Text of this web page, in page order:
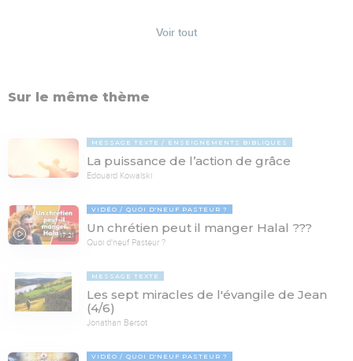
Voir tout
Sur le même thème
MESSAGE TEXTE ENSEIGNEMENTS BIBLIQUES
La puissance de l’action de grâce
Edouard Kowalski
17:21
VIDÉO QUOI D'NEUF PASTEUR ?
Un chrétien peut il manger Halal ???
Quoi d'neuf Pasteur ?
MESSAGE TEXTE
Les sept miracles de l'évangile de Jean
(4/6)
Jonathan Bersot
VIDÉO QUOI D'NEUF PASTEUR ?